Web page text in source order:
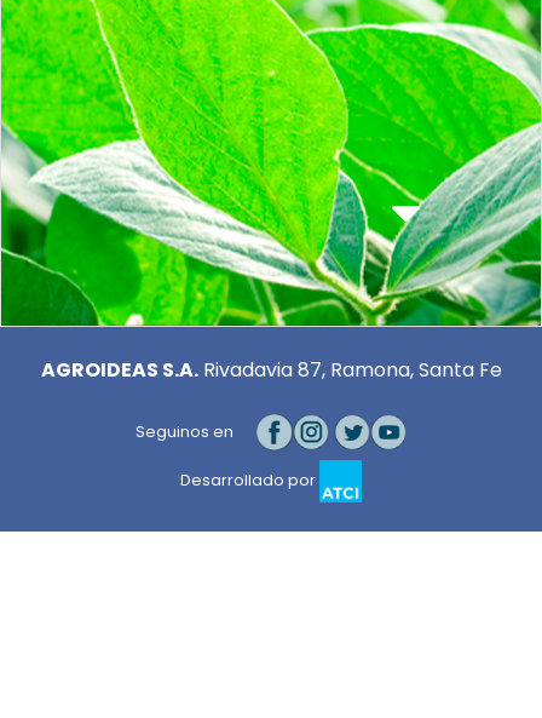
AGROIDEAS S.A.Rivadavia 87, Ramona, Santa Fe
Seguinos en
Desarrollado por